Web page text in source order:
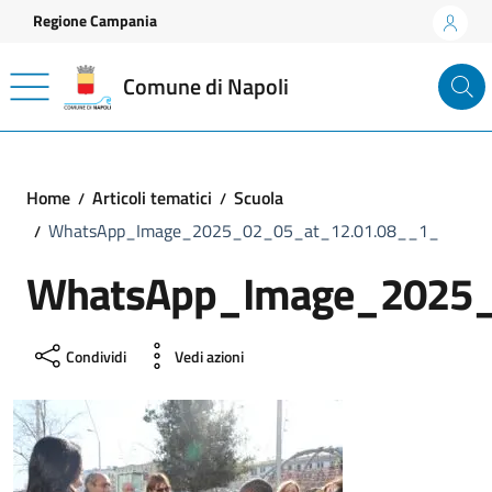
Vai ai contenuti
Vai al footer
Regione Campania
Comune di Napoli
Home Articoli tematici
Scuola
WhatsApp_Image_2025_02_05_at_12.01.08__1_
Condividi Vedi azioni